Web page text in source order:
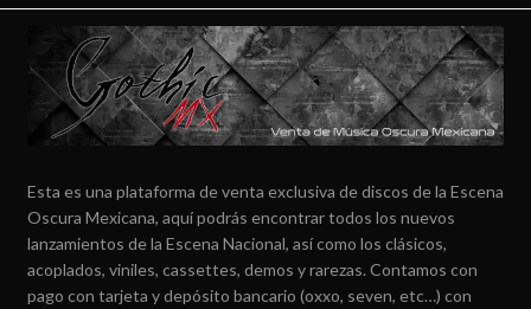
Esta es una plataforma de venta exclusiva de discos de la Escena
Oscura Mexicana, aquí podrás encontrar todos los nuevos
lanzamientos de la Escena Nacional, así como los clásicos,
acoplados, viniles, cassettes, demos y rarezas. Contamos con
pago con tarjeta y depósito bancario (oxxo, seven, etc…) con